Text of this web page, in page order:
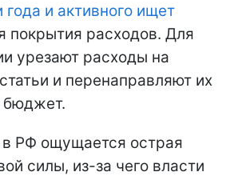
и активного ищет
покрытия расходов. Для
урезают расходы на
и перенаправляют их
бюджет.
в РФ ощущается острая
силы, из-за чего власти